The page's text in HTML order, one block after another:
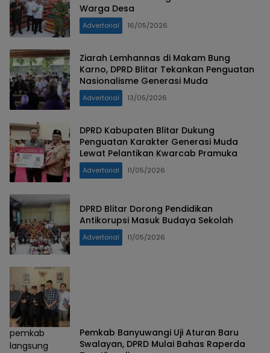
Warga Desa
Advertorial 16/05/2026
Ziarah Lemhannas di Makam Bung
Karno, DPRD Blitar Tekankan Penguatan
Nasionalisme Generasi Muda
Advertorial 13/05/2026
DPRD Kabupaten Blitar Dukung
Penguatan Karakter Generasi Muda
Lewat Pelantikan Kwarcab Pramuka
Advertorial 11/05/2026
DPRD Blitar Dorong Pendidikan
Antikorupsi Masuk Budaya Sekolah
Advertorial 11/05/2026
pemkab
langsung
Pemkab Banyuwangi Uji Aturan Baru
Swalayan, DPRD Mulai Bahas Raperda